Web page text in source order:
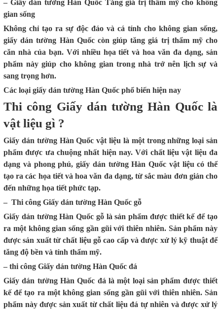
– Giấy dán tường Hàn Quốc Tăng giá trị thẩm mỹ cho không
gian sống
Không chỉ tạo ra sự độc đáo và cá tính cho không gian sống,
giấy dán tường Hàn Quốc còn giúp tăng giá trị thẩm mỹ cho
căn nhà của bạn. Với nhiều họa tiết và hoa văn đa dạng, sản
phẩm này giúp cho không gian trong nhà trở nên lịch sự và
sang trọng hơn.
Các loại giấy dán tường Hàn Quốc phổ biến hiện nay
Thi công Giấy dán tường Hàn Quốc là
vật liệu gì ?
Giấy dán tường Hàn Quốc vật liệu là một trong những loại sản
phẩm được ưa chuộng nhất hiện nay. Với chất liệu vật liệu đa
dạng và phong phú, giấy dán tường Hàn Quốc vật liệu có thể
tạo ra các họa tiết và hoa văn đa dạng, từ sắc màu đơn giản cho
đến những họa tiết phức tạp.
– Thi công Giấy dán tường Hàn Quốc gỗ
Giấy dán tường Hàn Quốc gỗ là sản phẩm được thiết kế để tạo
ra một không gian sống gần gũi với thiên nhiên. Sản phẩm này
được sản xuất từ chất liệu gỗ cao cấp và được xử lý kỹ thuật để
tăng độ bền và tính thẩm mỹ.
– thi công Giấy dán tường Hàn Quốc đá
Giấy dán tường Hàn Quốc đá là một loại sản phẩm được thiết
kế để tạo ra một không gian sống gần gũi với thiên nhiên. Sản
phẩm này được sản xuất từ chất liệu đá tự nhiên và được xử lý